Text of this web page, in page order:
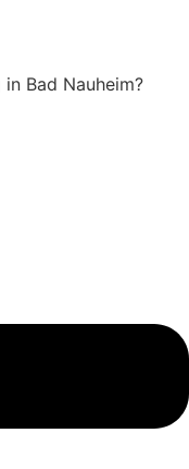
Bad Nauheim?